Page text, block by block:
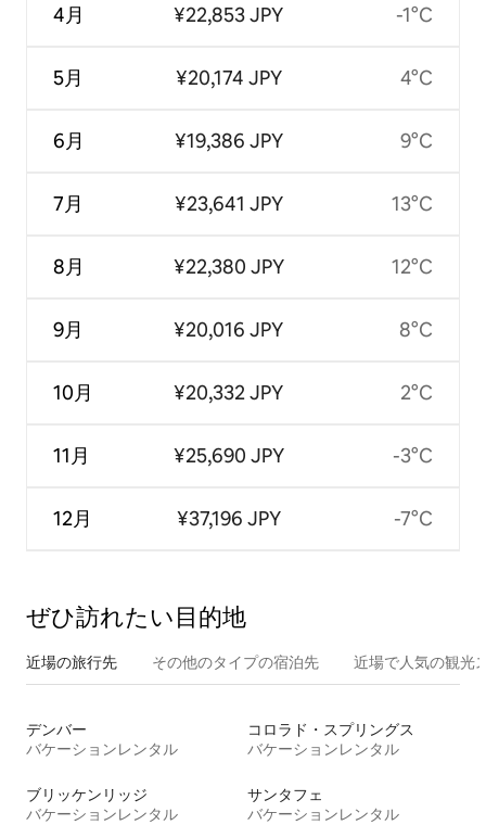
4月
5月
6月
7月
8月
9月
10月
11月
12月
¥22,853 JPY
¥20,174 JPY
¥19,386 JPY
¥23,641 JPY
¥22,380 JPY
¥20,016 JPY
¥20,332 JPY
¥25,690 JPY
¥37,196 JPY
-1°C
4°C
9°C
13°C
12°C
8°C
2°C
-3°C
-7°C
ぜひ訪⁠れ⁠た⁠い目⁠的⁠地
近場の旅行先 その他のタ⁠イ⁠プ⁠の宿⁠泊⁠先 近場で人気の観光
デンバー
バケーションレンタル
コロラド・スプリングス
バケーションレンタル
ブリッケンリッジ
バケーションレンタル
サンタフェ
バケーションレンタル